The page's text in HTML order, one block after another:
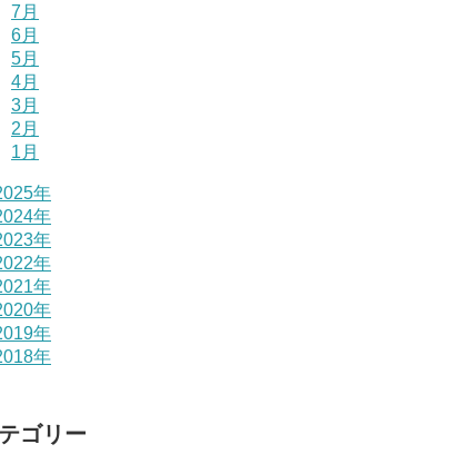
7月
6月
5月
4月
3月
2月
1月
年
年
年
年
年
年
年
年
ゴリー